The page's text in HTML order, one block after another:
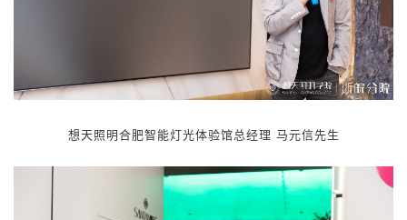
想天照明合肥智能灯光体验馆总经理 马元信先生